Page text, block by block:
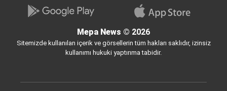
Mepa News © 2026
Sitemizde kullanılan içerik ve görsellerin tüm hakları saklıdır, izinsiz
kullanımı hukuki yaptırıma tabidir.